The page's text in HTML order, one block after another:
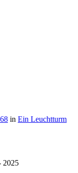
in Ein Leuchtturm
2025